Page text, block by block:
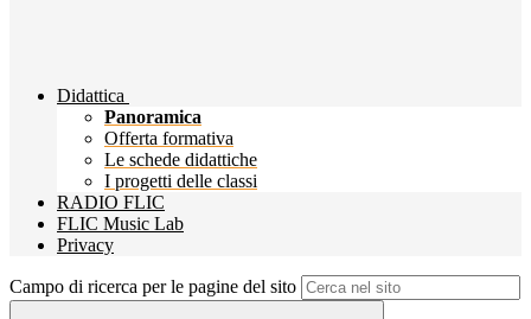
Didattica
Panoramica
Offerta formativa
Le schede didattiche
I progetti delle classi
RADIO FLIC
FLIC Music Lab
Privacy
Campo di ricerca per le pagine del sito